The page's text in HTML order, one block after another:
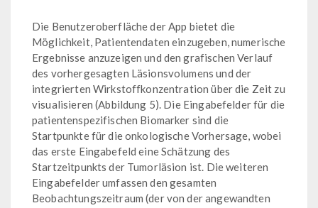
Die Benutzeroberfläche der App bietet die
Möglichkeit, Patientendaten einzugeben, numerische
Ergebnisse anzuzeigen und den grafischen Verlauf
des vorhergesagten Läsionsvolumens und der
integrierten Wirkstoffkonzentration über die Zeit zu
visualisieren (Abbildung 5). Die Eingabefelder für die
patientenspezifischen Biomarker sind die
Startpunkte für die onkologische Vorhersage, wobei
das erste Eingabefeld eine Schätzung des
Startzeitpunkts der Tumorläsion ist. Die weiteren
Eingabefelder umfassen den gesamten
Beobachtungszeitraum (der von der angewandten